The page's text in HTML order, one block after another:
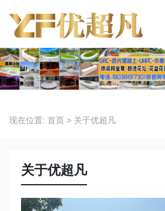
现在位置: 首页 > 关于优超凡
关于优超凡